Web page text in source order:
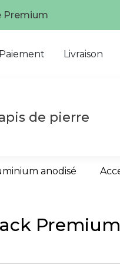
à un spécialiste!
Paiement Livraison
de pierre
anodisé